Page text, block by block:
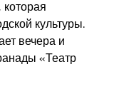
культуры.
вечера и
«Театр